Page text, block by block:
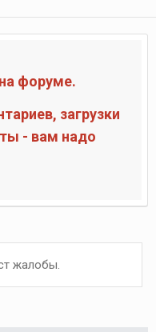
форуме.
загрузки
- вам надо
жалобы.